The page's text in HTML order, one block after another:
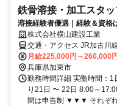
鉄骨溶接・加工スタ
溶接経験者優遇｜経験＆資格
株式会社横山建設工業
交通・アクセス JR加古川
「小野駅」より車で約13分
月給225,000円～260,000
兵庫県加東市
勤務時間詳細 実働時間：
り21日 〜 22日 8:00～
間は申告制 ▼▼▼ それぞれ